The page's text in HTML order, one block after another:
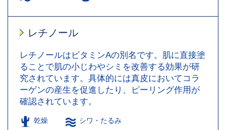
レチノール
レチノールはビタミンAの別名です。肌に直接塗
ることで肌の小じわやシミを改善する効果が研
究されています。具体的には真皮においてコラ
ーゲンの産生を促進したり、ピーリング作用が
確認されています。
乾燥 シワ・たるみ